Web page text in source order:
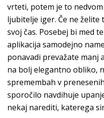
vrteti, potem je to
ljubitelje iger. Če ne želite
svoj čas. Posebej bi med
aplikacija samodejno
ponavadi prevažate manj
na bolj elegantno obliko,
spremembah v
sporočilo navdihuje
nekaj narediti, katerega